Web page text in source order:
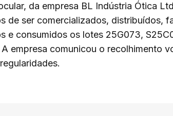
da empresa BL Indústria Ótica
de ser comercializados, distribuídos,
e consumidos os lotes 25G073,
empresa comunicou o recolhimento